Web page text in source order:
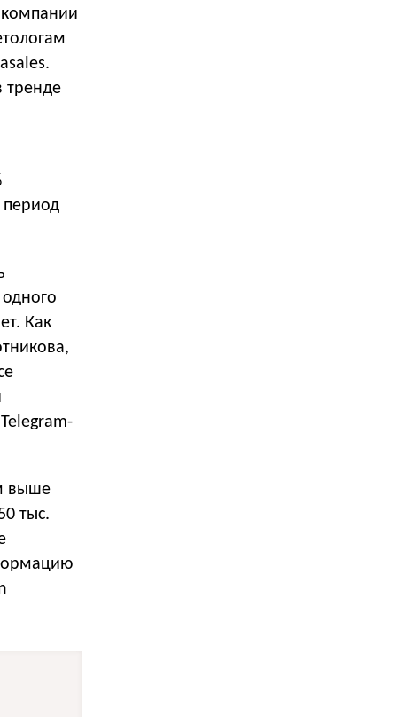
компании
тренде
период
Как
выше
тыс.